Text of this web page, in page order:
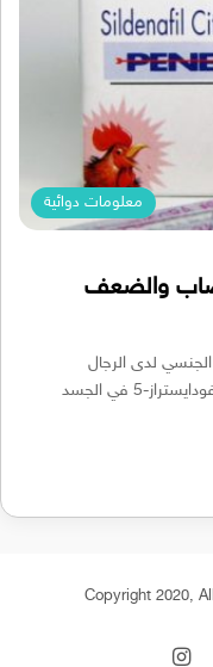
معلومات دوائية
والضعف
لدى الرجال
panagra السيلدينافيل يسعى تثبيط أنزيم فسفودايستراز-5 في الجسد
‫YouTube